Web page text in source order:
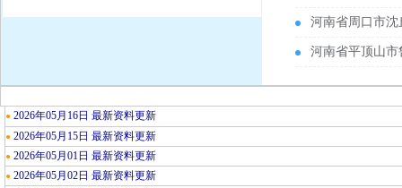
河南省周口市沈
河南省平顶山市
● 2026年05月16日 最新资料更新
● 2026年05月15日 最新资料更新
● 2026年05月01日 最新资料更新
● 2026年05月02日 最新资料更新